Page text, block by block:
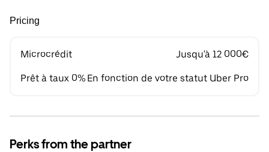
Pricing
Microcrédit Jusqu'à 12 000€
Prêt à taux 0% En fonction de votre statut Uber Pro
Perks from the partner